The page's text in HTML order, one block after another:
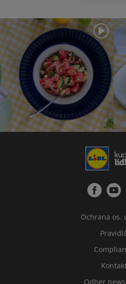
Ochrana os.
Odber